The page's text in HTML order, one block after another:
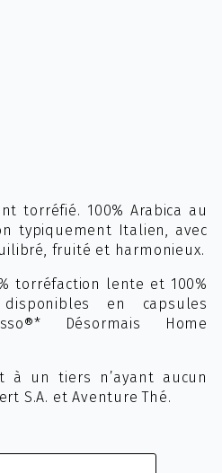
torréfié. 100% Arabica au
typiquement Italien, avec
fruité et harmonieux.
torréfaction lente et 100%
en capsules
Désormais Home
à un tiers n’ayant aucun
S.A. et Aventure Thé.